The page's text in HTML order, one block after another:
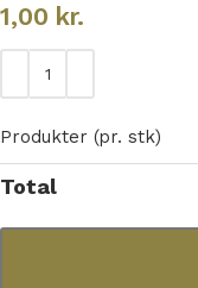
1,00 kr.
Produkter (pr. stk)
Total